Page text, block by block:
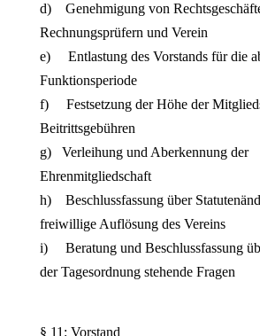
d) Genehmigung von
Rechnungsprüfern und Verein
e) Entlastung des Vorstands für die
Funktionsperiode
f) Festsetzung der Höhe der
Beitrittsgebühren
g) Verleihung und Aberkennung der
Ehrenmitgliedschaft
h) Beschlussfassung über
freiwillige Auflösung des Vereins
i) Beratung und Beschlussfassung
der Tagesordnung stehende Fragen
§ 11: Vorstand